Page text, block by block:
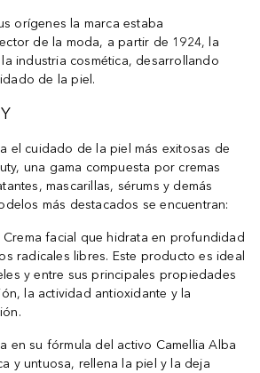
orígenes la marca estaba
de la moda, a partir de 1924, la
industria cosmética, desarrollando
de la piel.
el cuidado de la piel más exitosas de
una gama compuesta por cremas
mascarillas, sérums y demás
más destacados se encuentran:
Crema facial que hidrata en profundidad
radicales libres. Este producto es ideal
y entre sus principales propiedades
la actividad antioxidante y la
en su fórmula del activo Camellia Alba
y untuosa, rellena la piel y la deja